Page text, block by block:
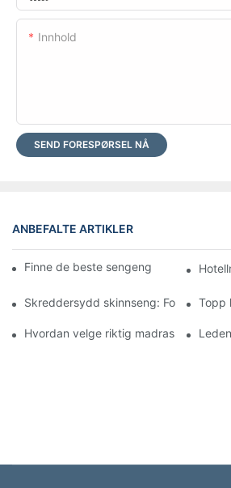
Innhold
SEND FORESPØRSEL NÅ
ANBEFALTE ARTIKLER
Finne de beste sengengrossistene for
Skreddersydd skinnseng: Forvandle
Topp
Hvordan velge riktig madrassgrossist